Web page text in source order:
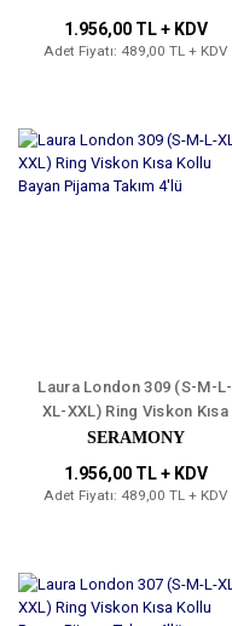
1.956,00 TL + KDV
Adet Fiyatı: 489,00 TL + KDV
Laura London 309 (S-M-L-
XL-XXL) Ring Viskon Kısa
Kollu Bayan Pijama Takım
SERAMONY
1.956,00 TL + KDV
Adet Fiyatı: 489,00 TL + KDV